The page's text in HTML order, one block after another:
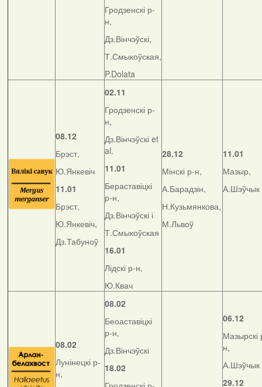
Гродзенскі р-
н,
Дз.Вінчэўскі,
Т.Смыкоўская,
P.Dolata
08.12
Брэст,
Ю.Янкевіч
11.01
Брэст,
Ю.Янкевіч,
Дз.Табуноў
02.11
Гродзенскі р-
н,
Дз.Вінчэўскі et
al.
11.01
Бераставіцкі
р-н,
Дз.Вінчэўскі і
Т.Смыкоўская
16.01
Лідскі р-н,
Ю.Квач
28.12
Мінскі р-н,
А.Барадзін,
Н.Кузьмянкова,
М.Львоў
11.01
Мазыр,
А.Шэўчык
08.02
Лунінецкі р-
н,
08.02
Беоаставіцкі
р-н,
Дз.Вінчэўскі
18.02
06.12
Мазырскі
н,
А.Шэўчык
29.12